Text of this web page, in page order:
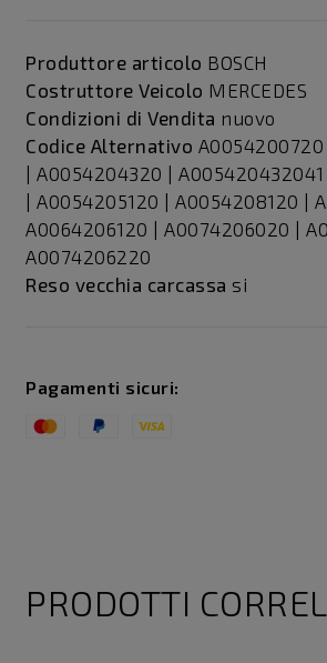
Produttore articolo BOSCH
Costruttore Veicolo MERCEDES
Condizioni di Vendita nuovo
Codice Alternativo
| A0054204320 |
| A0054205120 | A0054208120 |
A0064206120 | A0074206020 |
A0074206220
Reso vecchia carcassa si
Pagamenti sicuri:
PRODOTTI